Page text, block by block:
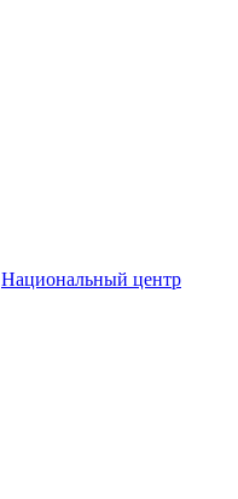
Национальный центр